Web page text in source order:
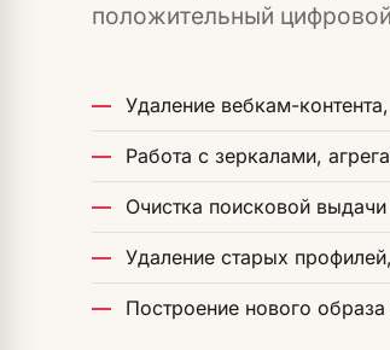
положительный
Удаление вебкам-
Работа с зеркалами,
Очистка поисковой
Удаление старых
Построение нового